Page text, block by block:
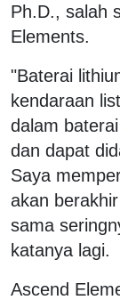
Ph.D., salah
Elements.
"Baterai
kendaraan
dalam
dan dapat
Saya
akan
sama
katanya lagi.
Ascend